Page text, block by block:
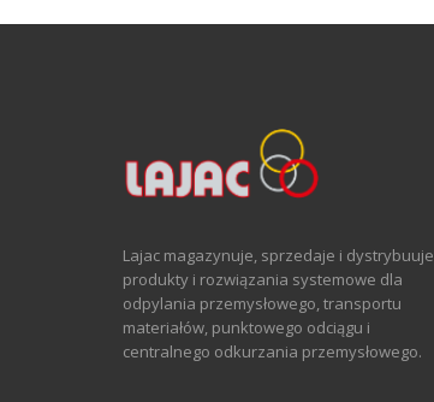
Lajac magazynuje, sprzedaje i dystrybuuje
produkty i rozwiązania systemowe dla
odpylania przemysłowego, transportu
materiałów, punktowego odciągu i
centralnego odkurzania przemysłowego.